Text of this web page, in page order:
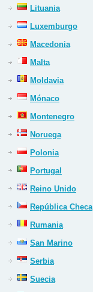
Lituania
Luxemburgo
Macedonia
Malta
Moldavia
Mónaco
Montenegro
Noruega
Polonia
Portugal
Reino Unido
República Checa
Rumania
San Marino
Serbia
Suecia